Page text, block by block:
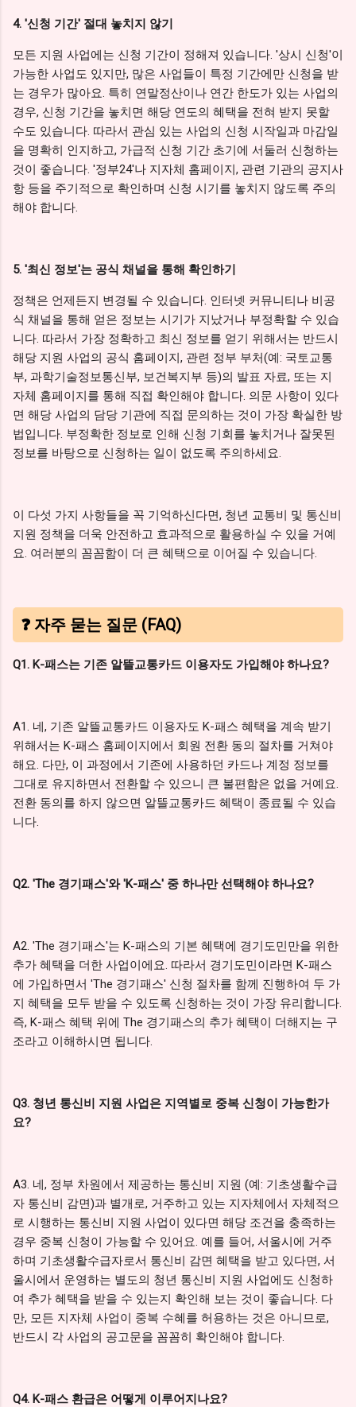
4. '신청 기간' 절대 놓치지 않기
모든 지원 사업에는 신청 기간이 정해져 있습니다. '상시 신청'이
가능한 사업도 있지만, 많은 사업들이 특정 기간에만 신청을 받
는 경우가 많아요. 특히 연말정산이나 연간 한도가 있는 사업의
경우, 신청 기간을 놓치면 해당 연도의 혜택을 전혀 받지 못할
수도 있습니다. 따라서 관심 있는 사업의 신청 시작일과 마감일
을 명확히 인지하고, 가급적 신청 기간 초기에 서둘러 신청하는
것이 좋습니다. '정부24'나 지자체 홈페이지, 관련 기관의 공지사
항 등을 주기적으로 확인하며 신청 시기를 놓치지 않도록 주의
해야 합니다.
5. '최신 정보'는 공식 채널을 통해 확인하기
정책은 언제든지 변경될 수 있습니다. 인터넷 커뮤니티나 비공
식 채널을 통해 얻은 정보는 시기가 지났거나 부정확할 수 있습
니다. 따라서 가장 정확하고 최신 정보를 얻기 위해서는 반드시
해당 지원 사업의 공식 홈페이지, 관련 정부 부처(예: 국토교통
부, 과학기술정보통신부, 보건복지부 등)의 발표 자료, 또는 지
자체 홈페이지를 통해 직접 확인해야 합니다. 의문 사항이 있다
면 해당 사업의 담당 기관에 직접 문의하는 것이 가장 확실한 방
법입니다. 부정확한 정보로 인해 신청 기회를 놓치거나 잘못된
정보를 바탕으로 신청하는 일이 없도록 주의하세요.
이 다섯 가지 사항들을 꼭 기억하신다면, 청년 교통비 및 통신비
지원 정책을 더욱 안전하고 효과적으로 활용하실 수 있을 거예
요. 여러분의 꼼꼼함이 더 큰 혜택으로 이어질 수 있습니다.
❓ 자주 묻는 질문 (FAQ)
Q1. K-패스는 기존 알뜰교통카드 이용자도 가입해야 하나요?
A1. 네, 기존 알뜰교통카드 이용자도 K-패스 혜택을 계속 받기
위해서는 K-패스 홈페이지에서 회원 전환 동의 절차를 거쳐야
해요. 다만, 이 과정에서 기존에 사용하던 카드나 계정 정보를
그대로 유지하면서 전환할 수 있으니 큰 불편함은 없을 거예요.
전환 동의를 하지 않으면 알뜰교통카드 혜택이 종료될 수 있습
니다.
Q2. 'The 경기패스'와 'K-패스' 중 하나만 선택해야 하나요?
A2. 'The 경기패스'는 K-패스의 기본 혜택에 경기도민만을 위한
추가 혜택을 더한 사업이에요. 따라서 경기도민이라면 K-패스
에 가입하면서 'The 경기패스' 신청 절차를 함께 진행하여 두 가
지 혜택을 모두 받을 수 있도록 신청하는 것이 가장 유리합니다.
즉, K-패스 혜택 위에 The 경기패스의 추가 혜택이 더해지는 구
조라고 이해하시면 됩니다.
Q3. 청년 통신비 지원 사업은 지역별로 중복 신청이 가능한가
요?
A3. 네, 정부 차원에서 제공하는 통신비 지원 (예: 기초생활수급
자 통신비 감면)과 별개로, 거주하고 있는 지자체에서 자체적으
로 시행하는 통신비 지원 사업이 있다면 해당 조건을 충족하는
경우 중복 신청이 가능할 수 있어요. 예를 들어, 서울시에 거주
하며 기초생활수급자로서 통신비 감면 혜택을 받고 있다면, 서
울시에서 운영하는 별도의 청년 통신비 지원 사업에도 신청하
여 추가 혜택을 받을 수 있는지 확인해 보는 것이 좋습니다. 다
만, 모든 지자체 사업이 중복 수혜를 허용하는 것은 아니므로,
반드시 각 사업의 공고문을 꼼꼼히 확인해야 합니다.
Q4. K-패스 환급은 어떻게 이루어지나요?